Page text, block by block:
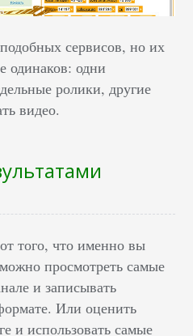
сервисов, но их
одинаков: одни
ролики, другие
видео.
того, что именно вы
просмотреть самые
и записывать
Или оценить
и использовать самые